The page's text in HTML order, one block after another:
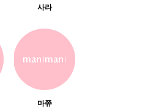
사라
마쮸